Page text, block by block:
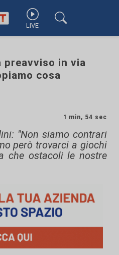
LIVE
preavviso in via
cosa
1 min, 54 sec
"Non siamo contrari
però trovarci a giochi
che ostacoli le nostre